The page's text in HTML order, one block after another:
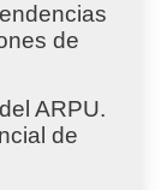
de
ARPU.
de